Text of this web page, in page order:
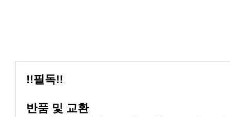
!!필독!!
반품 및 교환